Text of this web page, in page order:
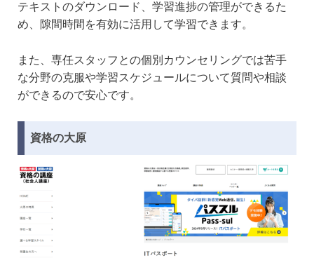
テキストのダウンロード、学習進捗の管理ができるた
め、隙間時間を有効に活用して学習できます。
また、専任スタッフとの個別カウンセリングでは苦手
な分野の克服や学習スケジュールについて質問や相談
ができるので安心です。
資格の大原